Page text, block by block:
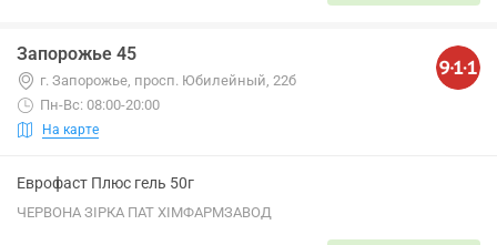
Запорожье 45
г. Запорожье, просп. Юбилейный, 22б
Пн-Вс: 08:00-20:00
На карте
Еврофаст Плюс гель 50г
ЧЕРВОНА ЗІРКА ПАТ ХІМФАРМЗАВОД